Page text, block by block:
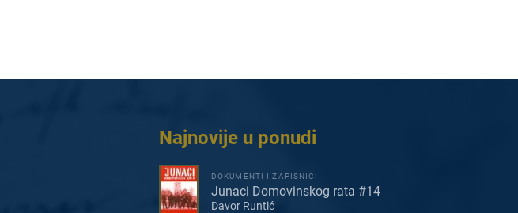
Najnovije u ponudi
DOKUMENTI I ZAPISNICI
Junaci Domovinskog rata #14
Davor Runtić